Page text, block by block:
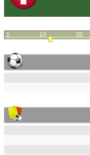
1 10 20